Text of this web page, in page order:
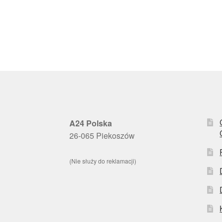
A24 Polska
26-065 Piekoszów
(Nie służy do reklamacji)